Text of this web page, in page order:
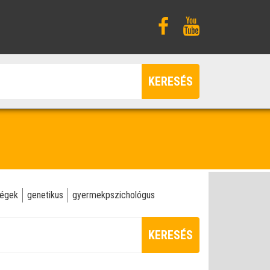
KERESÉS
genetikus gyermekpszichológus
KERESÉS